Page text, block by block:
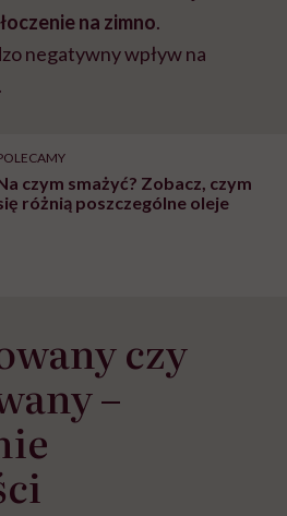
na zimno.
negatywny wpływ na
czym smażyć? Zobacz, czym
różnią poszczególne oleje
czy
–